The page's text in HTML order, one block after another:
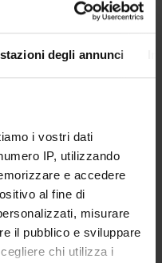
degli annunci
i vostri dati
IP, utilizzando
e accedere
al fine di
misurare
il pubblico e sviluppare
chi utilizza i